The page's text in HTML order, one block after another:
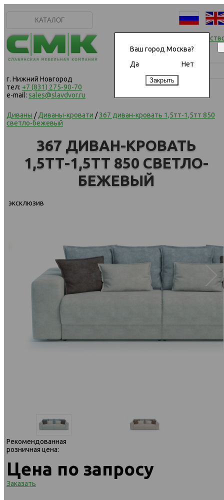
Ваш город Москва?
Да
Нет
КАТАЛОГ
г. Нижний Новгород
тел: +7 (831) 275-90-70
e-mail: sales@slavdvor.ru
Начать
Диваны /Диваны-кровати /367 диван-кровать 1,5тт-1,5тт 850
светло-бежевый
Рекомендованная
розничная цена:
Цена по запросу
Заказать
367 ДИВАН-КРОВАТЬ
1,5ТТ-1,5ТТ 850 СВЕТЛО-
БЕЖЕВЫЙ
эксклюзив